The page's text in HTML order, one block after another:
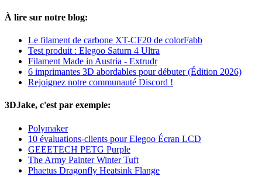
À lire sur notre blog:
Le filament de carbone XT-CF20 de colorFabb
Test produit : Elegoo Saturn 4 Ultra
Filament Made in Austria - Extrudr
6 imprimantes 3D abordables pour débuter (Édition 2026)
Rejoignez notre communauté Discord !
3DJake, c'est par exemple:
Polymaker
10 évaluations-clients pour Elegoo Écran LCD
GEEETECH PETG Purple
The Army Painter Winter Tuft
Phaetus Dragonfly Heatsink Flange